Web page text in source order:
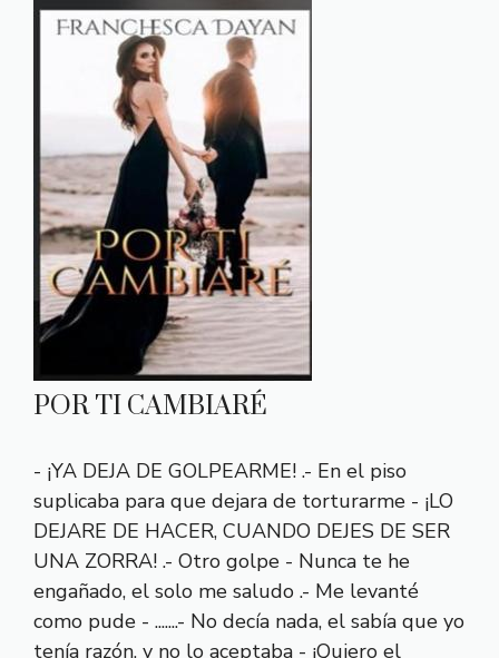
POR TI CAMBIARÉ
- ¡YA DEJA DE GOLPEARME! .- En el piso
suplicaba para que dejara de torturarme - ¡LO
DEJARE DE HACER, CUANDO DEJES DE SER
UNA ZORRA! .- Otro golpe - Nunca te he
engañado, el solo me saludo .- Me levanté
como pude - .......- No decía nada, el sabía que yo
tenía razón, y no lo aceptaba - ¡Quiero el